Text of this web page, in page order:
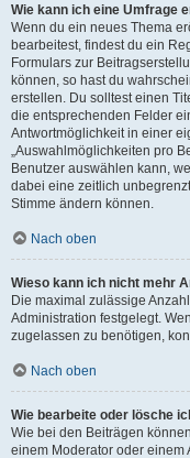
Wie kann ich eine Umfrage
Wenn du ein neues Thema
bearbeitest, findest du ein
Formulars zur
können, so hast du
erstellen. Du solltest einen
die entsprechenden Felder
Antwortmöglichkeit in einer
„Auswahlmöglichkeiten pro
Benutzer auswählen kann,
dabei eine zeitlich
Stimme ändern können.
Nach oben
Wieso kann ich nicht mehr
Die maximal zulässige
Administration festgelegt.
zugelassen zu benötigen,
Nach oben
Wie bearbeite oder lösche
Wie bei den Beiträgen
einem Moderator oder einem